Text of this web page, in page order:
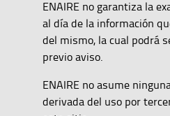
ENAIRE no garantiza la
al día de la información
del mismo, la cual podrá
previo aviso.
ENAIRE no asume
derivada del uso por